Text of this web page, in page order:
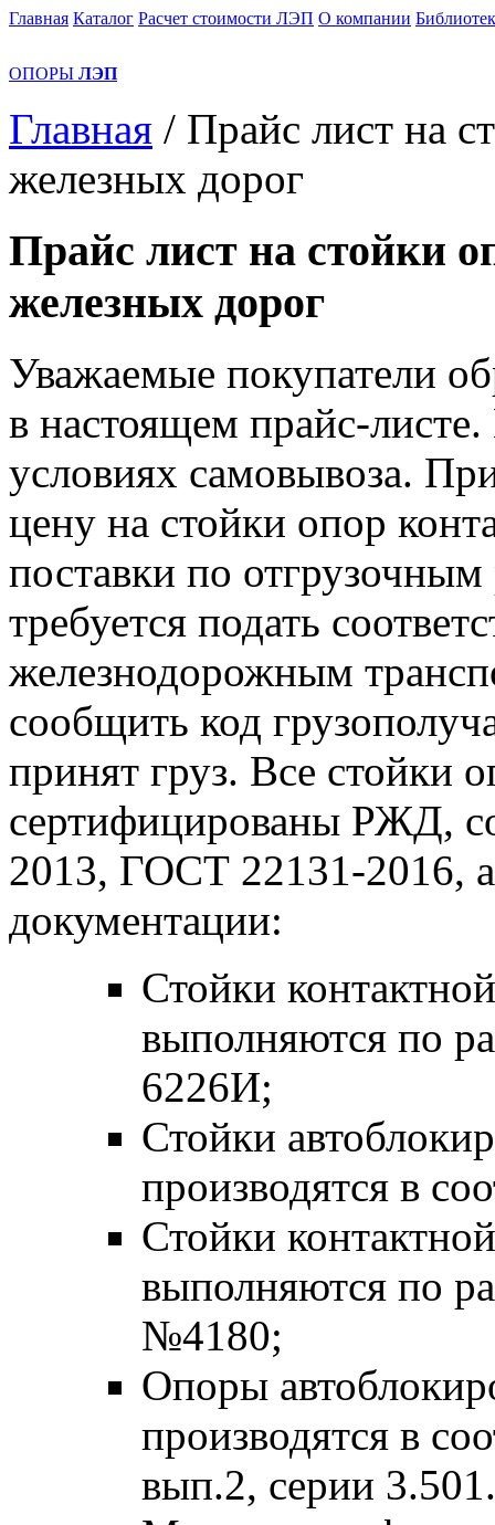
Главная Каталог Расчет стоимости ЛЭП О компании
ОПОРЫ ЛЭП
Главная / Прайс лист на
железных дорог
Прайс лист на стойки
железных дорог
Уважаемые покупатели
в настоящем прайс-листе.
условиях самовывоза.
цену на стойки опор
поставки по отгрузочным
требуется подать
железнодорожным
сообщить код
принят груз. Все стойки
сертифицированы РЖД,
2013, ГОСТ 22131-2016,
документации:
Стойки
выполняются по
6226И;
Стойки
производятся в
Стойки
выполняются по
№4180;
Опоры
производятся в
вып.2, серии